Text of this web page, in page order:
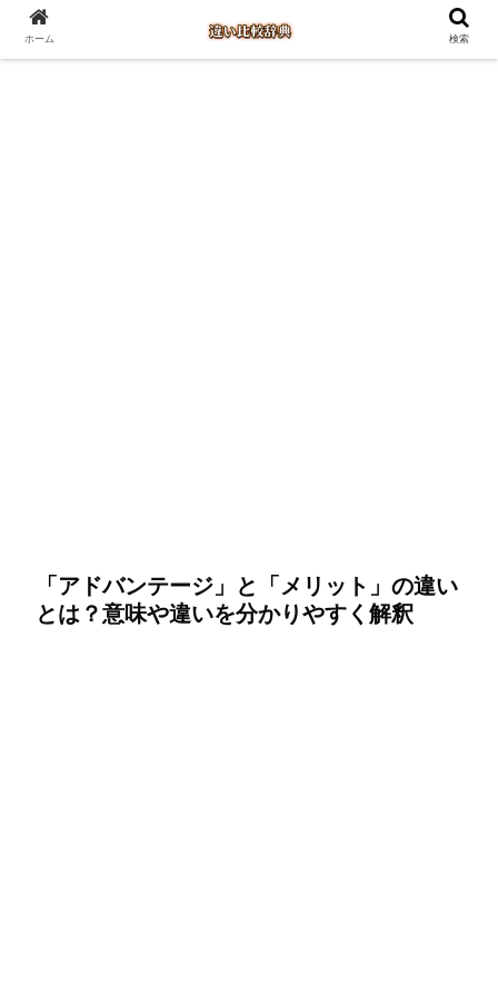
「アドバンテージ」と「メリット」の違い
とは？意味や違いを分かりやすく解釈
ホーム 検索